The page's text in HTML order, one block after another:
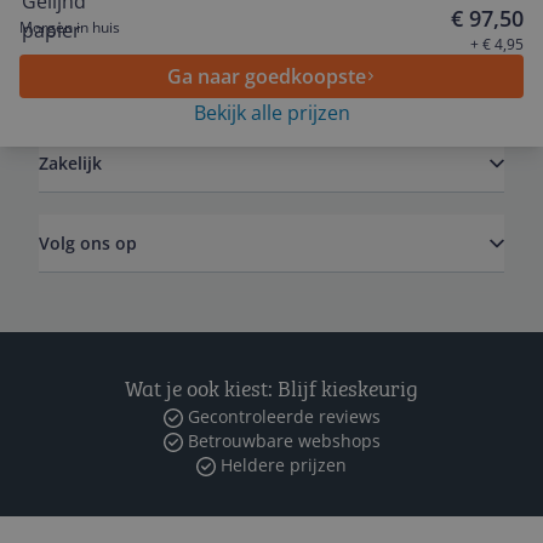
Morgen in huis € 97,50
+ € 4,95
Ga naar goedkoopste
Bekijk alle prijzen
Zakelijk
Volg ons op
Wat je ook kiest: Blijf kieskeurig
Gecontroleerde reviews
Betrouwbare webshops
Heldere prijzen